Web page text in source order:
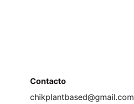
Contacto
chikplantbased@gmail.com